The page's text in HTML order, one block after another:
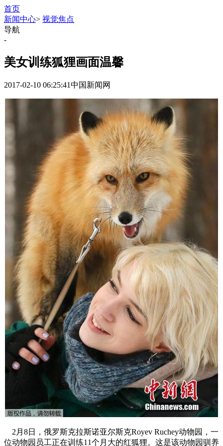
首页
新闻中心> 视觉焦点
导航
-
美女训练狐狸画面温馨
2017-02-10 06:25:41中国新闻网
2月8日，俄罗斯克拉斯诺亚尔斯克Royev Ruchey动物园，一
位动物园员工正在训练11个月大的红狐狸。这是该动物园驯养